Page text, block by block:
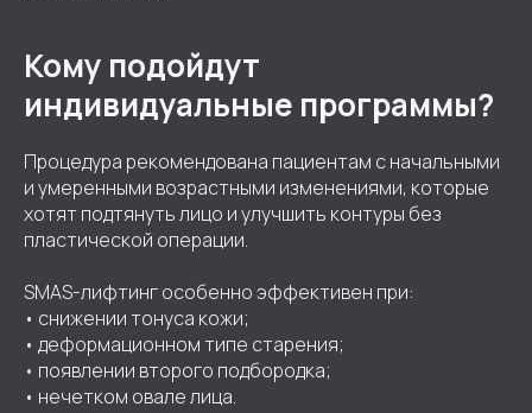
Кому подойдут
индивидуальные программы?
Процедура рекомендована пациентам с начальными
и умеренными возрастными изменениями, которые
хотят подтянуть лицо и улучшить контуры без
пластической операции.
SMAS-лифтинг особенно эффективен при:
• снижении тонуса кожи;
• деформационном типе старения;
• появлении второго подбородка;
• нечетком овале лица.